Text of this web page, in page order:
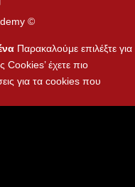
©
Παρακαλούμε επιλέξτε για
Cookies’ έχετε πιο
για τα cookies που